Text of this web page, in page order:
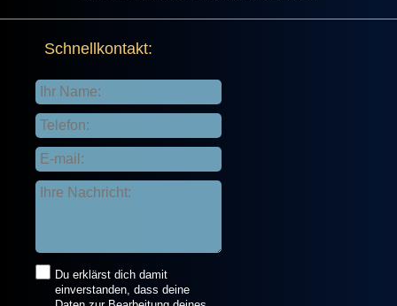
Schnellkontakt:
Du erklärst dich damit
einverstanden, dass deine